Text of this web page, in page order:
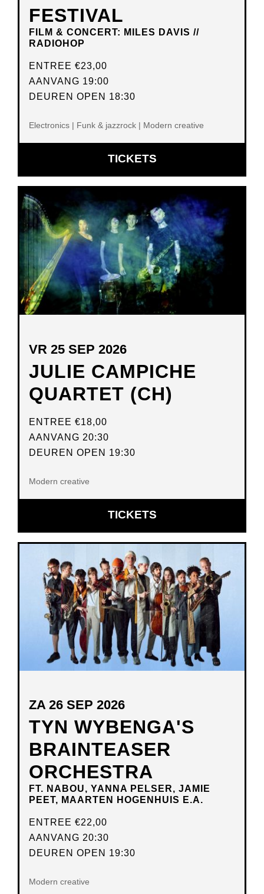
FESTIVAL
FILM & CONCERT: MILES DAVIS //
RADIOHOP
ENTREE €23,00
AANVANG 19:00
DEUREN OPEN 18:30
Electronics | Funk & jazzrock | Modern creative
TICKETSOPENT
IN
NIEUW
VENSTER
JULIE CAMPICHE
QUARTET (CH)
VR 25 SEP 2026
ENTREE €18,00
AANVANG 20:30
DEUREN OPEN 19:30
Modern creative
TICKETSOPENT
IN
VENSTER
TYN WYBENGA'S
BRAINTEASER
ORCHESTRA
FT. NABOU, YANNA PELSER, JAMIE
PEET, MAARTEN HOGENHUIS E.A.
ZA 26 SEP 2026
ENTREE €22,00
AANVANG 20:30
DEUREN OPEN 19:30
Modern creative